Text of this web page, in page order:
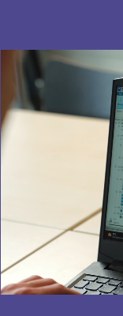
Zo ben jij
en